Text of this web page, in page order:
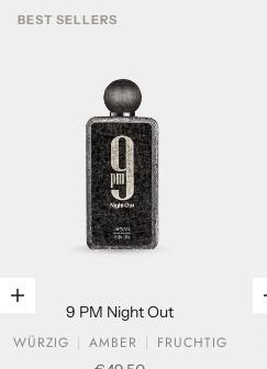
BEST SELLERS
In den Warenkorb legen
9 PM Night Out
WÜRZIG
AMBER
FRUCHTIG